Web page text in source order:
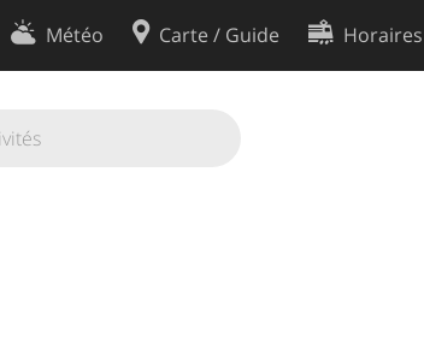
Météo Carte / Guide Horaires
Conditions d’utilisation